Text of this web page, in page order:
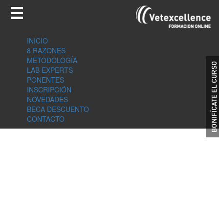
INICIO
8 RAZONES
METODOLOGÍA
LAB EXPERTS
PONENTES
INSCRIPCIÓN
NOVEDADES
BECA DESCUENTO
CONTACTO